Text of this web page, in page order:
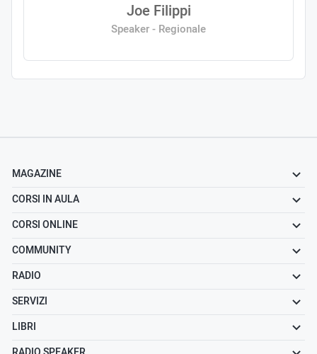
Joe Filippi
Speaker - Regionale
MAGAZINE
CORSI IN AULA
CORSI ONLINE
COMMUNITY
RADIO
SERVIZI
LIBRI